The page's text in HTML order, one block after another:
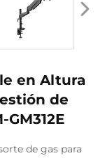
en Altura
de
GM312E
de gas para